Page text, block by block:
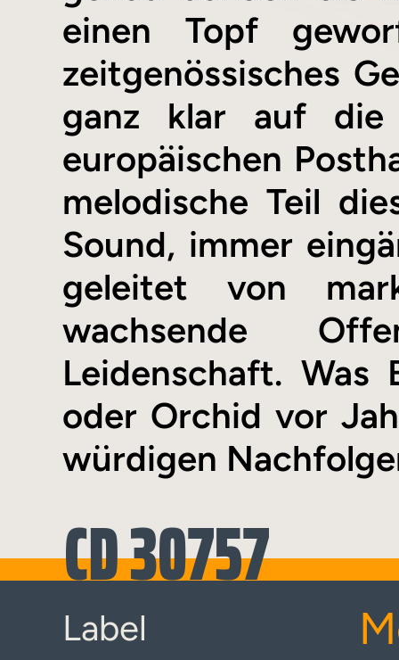
einen Topf
zeitgenössisches
ganz klar auf die
europäischen
melodische Teil
Sound, immer
geleitet von
wachsende
Leidenschaft. Was
oder Orchid vor
würdigen
CD 30757
Label